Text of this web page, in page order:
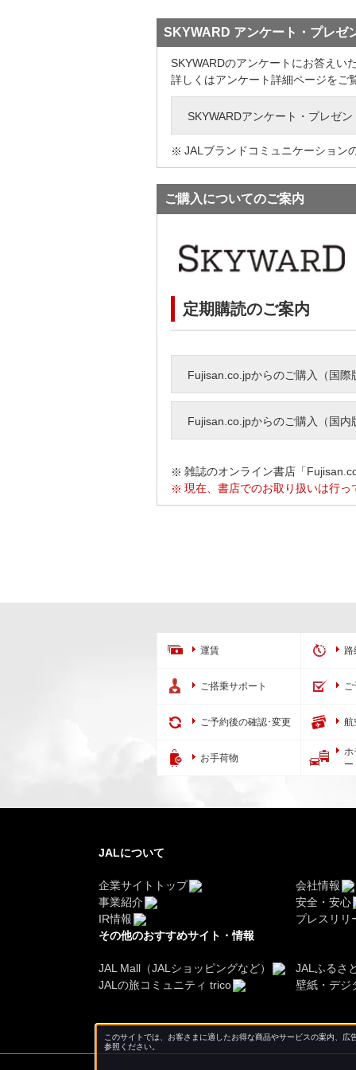
SKYWARD アンケート・プレゼ
SKYWARDのアンケートにお答えい
詳しくはアンケート詳細ページをご
SKYWARDアンケート・プレゼン
JALブランドコミュニケーション
ご購入についてのご案内
定期購読のご案内
Fujisan.co.jpからのご購入（国際
Fujisan.co.jpからのご購入（国内
雑誌のオンライン書店「
現在、書店でのお取り扱いは行っ
運賃 路
ご搭乗サポート ご
ご予約後の確認･変更 航
お手荷物
ホ
ー
JALについて
企業サイトトップ
会社情報
事業紹介
安全・安心
IR情報
プレスリリ
その他のおすすめサイト・情報
JAL Mall（JALショッピングなど）
JALふるさ
JALの旅コミュニティ trico
壁紙・デジ
このサイトでは、お客さまに適したお得な商品やサービスの案内、
参照ください。